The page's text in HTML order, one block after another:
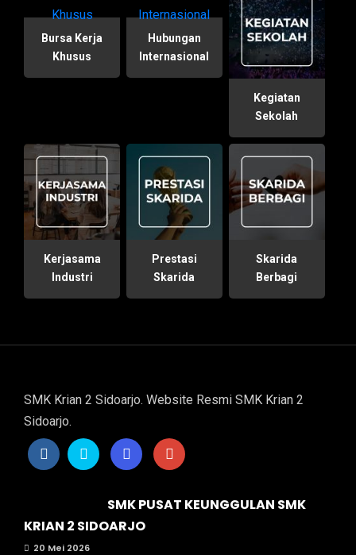
Bursa Kerja
Khusus
Hubungan
Internasional
Kegiatan
Sekolah
Kerjasama
Industri
Prestasi
Skarida
Skarida
Berbagi
SMK Krian 2 Sidoarjo. Website Resmi SMK Krian 2
Sidoarjo.
SMK PUSAT KEUNGGULAN SMK
KRIAN 2 SIDOARJO
20 Mei 2026